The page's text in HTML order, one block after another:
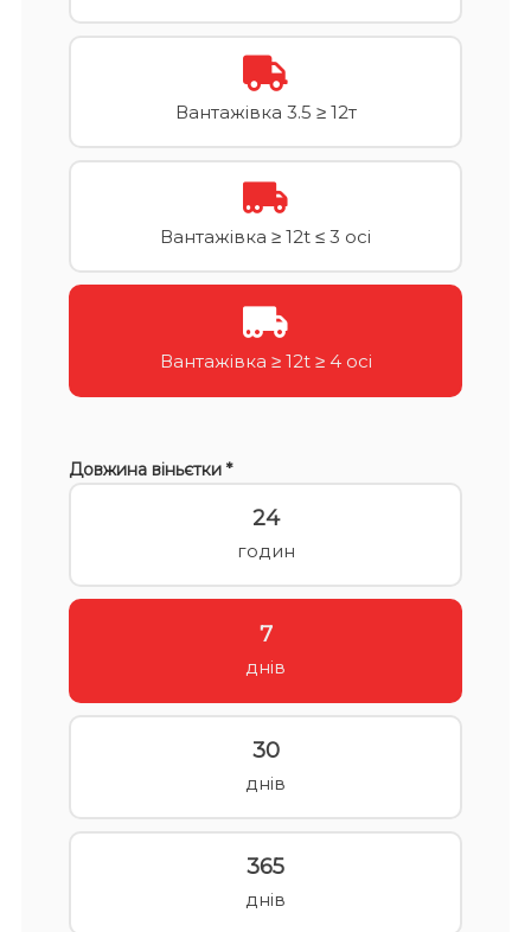
Вантажівка 3.5 ≥ 12т
Вантажівка ≥ 12t ≤ 3 осі
Вантажівка ≥ 12t ≥ 4 осі
Довжина віньєтки *
24
годин
7
днів
30
днів
365
днів